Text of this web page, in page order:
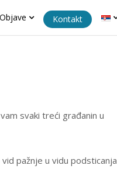
Objave Kontakt
svaki treći građanin u
pažnje u vidu podsticanja